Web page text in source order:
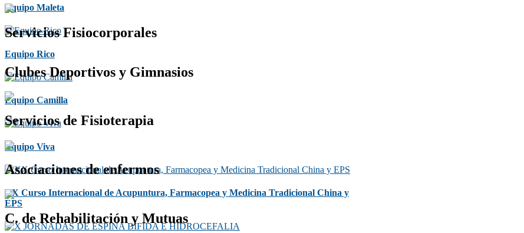
Equipo Maleta
Equipo Rico
Equipo Camilla
Equipo Viva
XX Curso Internacional de Acupuntura, Farmacopea y Medicina Tradicional China y
EPS
Servicios Fisiocorporales
Clubes Deportivos y Gimnasios
Servicios de Fisioterapia
Asociaciones de enfermos
C. de Rehabilitación y Mutuas